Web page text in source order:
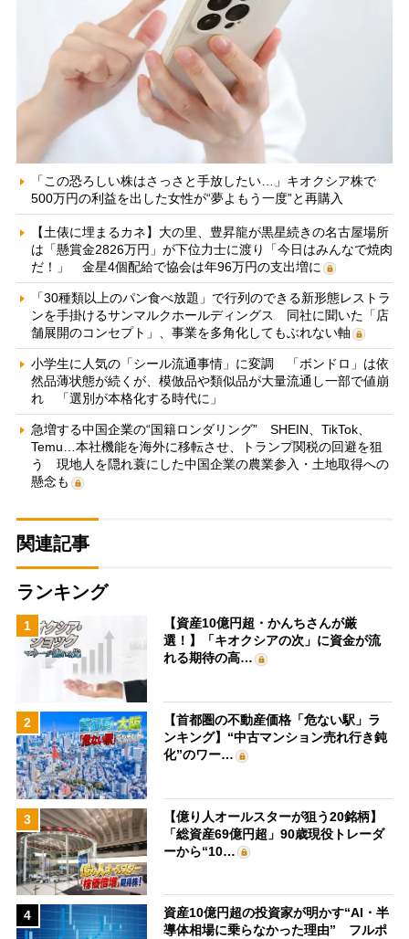
「この恐ろしい株はさっさと手放したい…」キオクシア株で
500万円の利益を出した女性が“夢よもう一度”と再購入
【土俵に埋まるカネ】大の里、豊昇龍が黒星続きの名古屋場所
は「懸賞金2826万円」が下位力士に渡り「今日はみんなで焼肉
だ！」 金星4個配給で協会は年96万円の支出増に
「30種類以上のパン食べ放題」で行列のできる新形態レストラ
ンを手掛けるサンマルクホールディングス 同社に聞いた「店
舗展開のコンセプト」、事業を多角化してもぶれない軸
小学生に人気の「シール流通事情」に変調 「ボンドロ」は依
然品薄状態が続くが、模倣品や類似品が大量流通し一部で値崩
れ 「選別が本格化する時代に」
急増する中国企業の“国籍ロンダリング” SHEIN、TikTok、
Temu…本社機能を海外に移転させ、トランプ関税の回避を狙
う 現地人を隠れ蓑にした中国企業の農業参入・土地取得への
懸念も
関連記事
ランキング
1
【資産10億円超・かんちさんが厳
選！】「キオクシアの次」に資金が流
れる期待の高…
2
【首都圏の不動産価格「危ない駅」ラ
ンキング】“中古マンション売れ行き鈍
化”のワー…
3
【億り人オールスターが狙う20銘柄】
「総資産69億円超」90歳現役トレーダ
ーから“10…
4
資産10億円超の投資家が明かす“AI・半
導体相場に乗らなかった理由” フルポ